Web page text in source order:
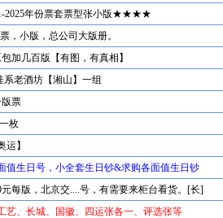
年份票套票型张小版★★★★
，小版，总公司大版册。
加几百版【有图，有真相】
系老酒坊【湘山】一组
票
枚
】
值生日号，小全套生日钞&求购各面值生日钞
每版，北京交....号，有需要来柜台看货。[长]
艺、长城、国徽、四运张各一、评选张等